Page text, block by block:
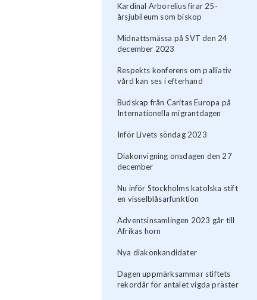
Kardinal Arborelius firar 25-
årsjubileum som biskop
Midnattsmässa på SVT den 24
december 2023
Respekts konferens om palliativ
vård kan ses i efterhand
Budskap från Caritas Europa på
Internationella migrantdagen
Inför Livets söndag 2023
Diakonvigning onsdagen den 27
december
Nu inför Stockholms katolska stift
en visselblåsarfunktion
Adventsinsamlingen 2023 går till
Afrikas horn
Nya diakonkandidater
Dagen uppmärksammar stiftets
rekordår för antalet vigda präster